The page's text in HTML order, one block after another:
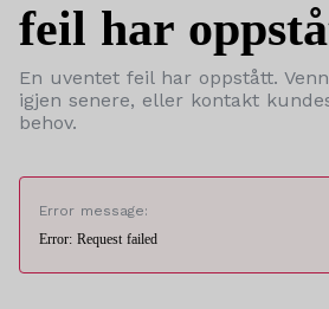
feil har
En uventet feil har oppstått.
igjen senere, eller kontakt
behov.
Error message:
Error: Request failed